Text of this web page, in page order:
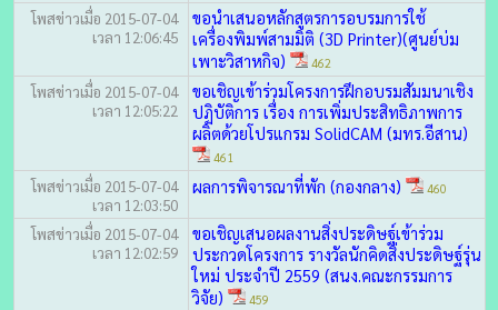
โพสข่าวเมื่อ 2015-07-04
เวลา 12:06:45
ขอนำเสนอหลักสูตรการอบรมการใช้
เครื่องพิมพ์สามมิติ (3D Printer)(ศูนย์บ่ม
เพาะวิสาหกิจ)
462
โพสข่าวเมื่อ 2015-07-04
เวลา 12:05:22
ขอเชิญเข้าร่วมโครงการฝึกอบรมสัมมนาเชิง
ปฏิบัติการ เรื่อง การเพิ่มประสิทธิภาพการ
ผลิตด้วยโปรแกรม SolidCAM (มทร.อีสาน)
461
โพสข่าวเมื่อ 2015-07-04
เวลา 12:03:50
ผลการพิจารณาที่พัก (กองกลาง) 460
โพสข่าวเมื่อ 2015-07-04
เวลา 12:02:59
ขอเชิญเสนอผลงานสิ่งประดิษฐ์เข้าร่วม
ประกวดโครงการ รางวัลนักคิดสิ่งประดิษฐ์รุ่น
ใหม่ ประจำปี 2559 (สนง.คณะกรรมการ
วิจัย)
459